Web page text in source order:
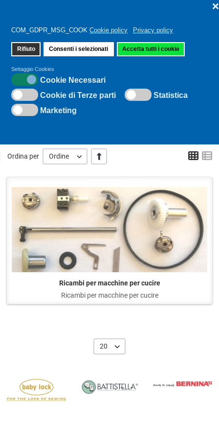
COM_GDPR_MSG_COOK Cookie policy Privacy policy
Rifiuto Consenti i selezionati Accetta tutti i cookie
❌
Settaggio Cookies
Cookie Necessari
Cookie di Terze parti
Statistica
Marketing
Sei qui:Home
RICAMBI PER MACCHINE PER
CUCIRE
Ordina per Ordine +/- Grid
Ricambi per macchine per cucire
Ricambi per macchine per cucire
20